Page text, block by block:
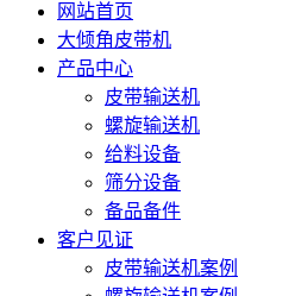
网站首页
大倾角皮带机
产品中心
皮带输送机
螺旋输送机
给料设备
筛分设备
备品备件
客户见证
皮带输送机案例